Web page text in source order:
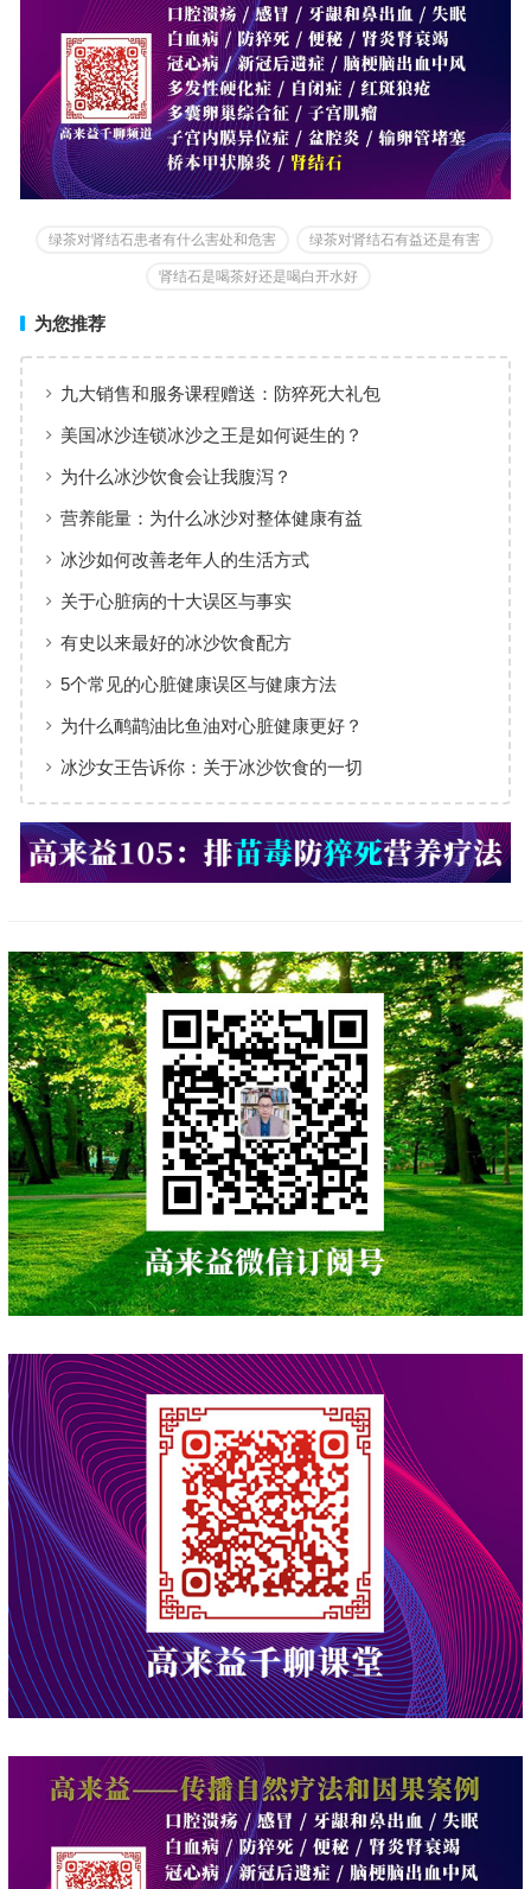
绿茶对肾结石患者有什么害处和危害 绿茶对肾结石有益还是有害
肾结石是喝茶好还是喝白开水好
为您推荐
九大销售和服务课程赠送：防猝死大礼包
美国冰沙连锁冰沙之王是如何诞生的？
为什么冰沙饮食会让我腹泻？
营养能量：为什么冰沙对整体健康有益
冰沙如何改善老年人的生活方式
关于心脏病的十大误区与事实
有史以来最好的冰沙饮食配方
5个常见的心脏健康误区与健康方法
为什么鸸鹋油比鱼油对心脏健康更好？
冰沙女王告诉你：关于冰沙饮食的一切